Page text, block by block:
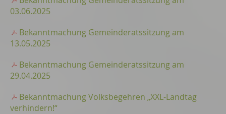
03.06.2025
Bekanntmachung Gemeinderatssitzung am
13.05.2025
Bekanntmachung Gemeinderatssitzung am
29.04.2025
Bekanntmachung Volksbegehren „XXL-Landtag
verhindern!“